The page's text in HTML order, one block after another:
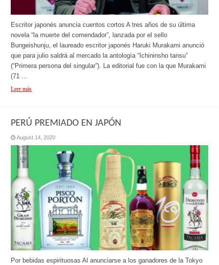
Escritor japonés anuncia cuentos cortos A tres años de su última
novela “la muerte del comendador”, lanzada por el sello
Bungeishunju, el laureado escritor japonés Haruki Murakami anunció
que para julio saldrá al mercado la antología “Ichininsho tansu”
(“Primera persona del singular”). La editorial fue con la que Murakami
(71 …
Leer más
PERÚ PREMIADO EN JAPÓN
August 14, 2020
Por bebidas espirituosas Al anunciarse a los ganadores de la Tokyo